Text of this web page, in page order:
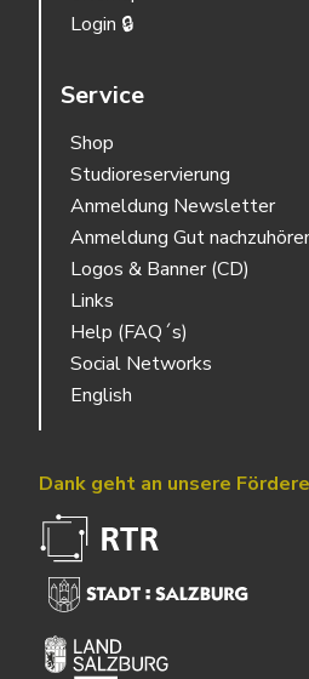
Login 🔒
Service
Shop
Studioreservierung
Anmeldung Newsletter
Anmeldung Gut
Logos & Banner (CD)
Links
Help (FAQ´s)
Social Networks
English
Dank geht an unsere